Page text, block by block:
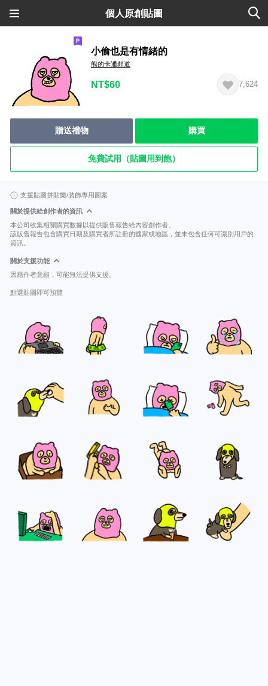
個人原創貼圖
小偷也是有情緒的
熊的卡通頻道
NT$60 7,624
贈送禮物 購買
免費試用（貼圖用到飽）
支援貼圖拼貼樂/裝飾專用圖案
關於提供給創作者的資訊
本公司收集相關購買數據以提供販售報告給內容創作者。
該販售報告包含購買日期及購買者所註冊的國家或地區，並未包含任何可識別用戶的
資訊。
關於支援功能
因應作者意願，可能無法提供支援。
點選貼圖即可預覽